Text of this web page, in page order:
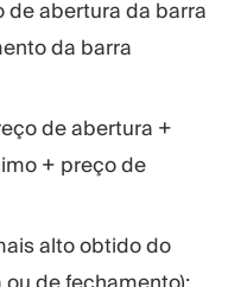
de abertura da barra
da barra
de abertura +
+ preço de
alto obtido do